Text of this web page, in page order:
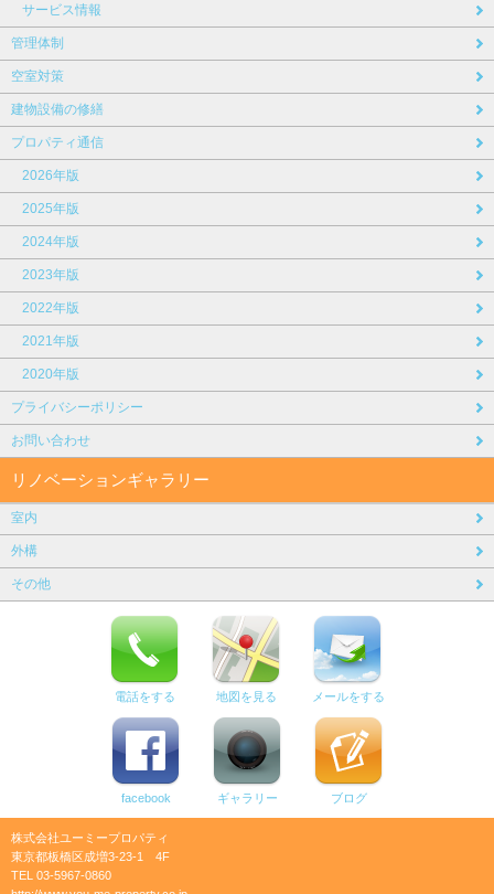
サービス情報
管理体制
空室対策
建物設備の修繕
プロパティ通信
2026年版
2025年版
2024年版
2023年版
2022年版
2021年版
2020年版
プライバシーポリシー
お問い合わせ
リノベーションギャラリー
室内
外構
その他
電話をする 地図を見る メールをする
facebook ギャラリー ブログ
株式会社ユーミープロパティ
東京都板橋区成増3-23-1 4F
TEL 03-5967-0860